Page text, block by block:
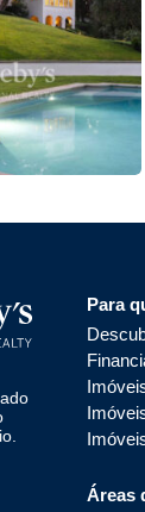
Para
Áreas